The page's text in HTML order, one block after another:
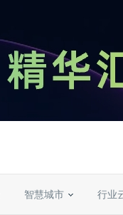
智慧城市 行业